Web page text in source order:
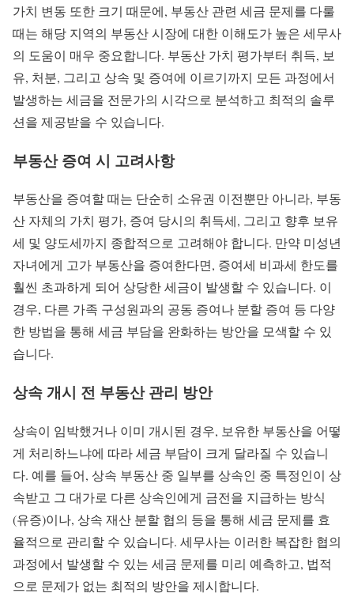
가치 변동 또한 크기 때문에, 부동산 관련 세금 문제를 다룰
때는 해당 지역의 부동산 시장에 대한 이해도가 높은 세무사
의 도움이 매우 중요합니다. 부동산 가치 평가부터 취득, 보
유, 처분, 그리고 상속 및 증여에 이르기까지 모든 과정에서
발생하는 세금을 전문가의 시각으로 분석하고 최적의 솔루
션을 제공받을 수 있습니다.
부동산 증여 시 고려사항
부동산을 증여할 때는 단순히 소유권 이전뿐만 아니라, 부동
산 자체의 가치 평가, 증여 당시의 취득세, 그리고 향후 보유
세 및 양도세까지 종합적으로 고려해야 합니다. 만약 미성년
자녀에게 고가 부동산을 증여한다면, 증여세 비과세 한도를
훨씬 초과하게 되어 상당한 세금이 발생할 수 있습니다. 이
경우, 다른 가족 구성원과의 공동 증여나 분할 증여 등 다양
한 방법을 통해 세금 부담을 완화하는 방안을 모색할 수 있
습니다.
상속 개시 전 부동산 관리 방안
상속이 임박했거나 이미 개시된 경우, 보유한 부동산을 어떻
게 처리하느냐에 따라 세금 부담이 크게 달라질 수 있습니
다. 예를 들어, 상속 부동산 중 일부를 상속인 중 특정인이 상
속받고 그 대가로 다른 상속인에게 금전을 지급하는 방식
(유증)이나, 상속 재산 분할 협의 등을 통해 세금 문제를 효
율적으로 관리할 수 있습니다. 세무사는 이러한 복잡한 협의
과정에서 발생할 수 있는 세금 문제를 미리 예측하고, 법적
으로 문제가 없는 최적의 방안을 제시합니다.